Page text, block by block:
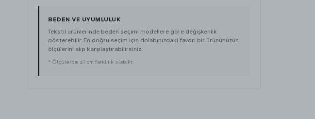
BEDEN VE UYUMLULUK
Tekstil ürünlerinde beden seçimi modellere göre değişkenlik
gösterebilir. En doğru seçim için dolabınızdaki favori bir ürününüzün
ölçülerini alıp karşılaştırabilirsiniz.
* Ölçülerde ±1 cm farklılık olabilir.